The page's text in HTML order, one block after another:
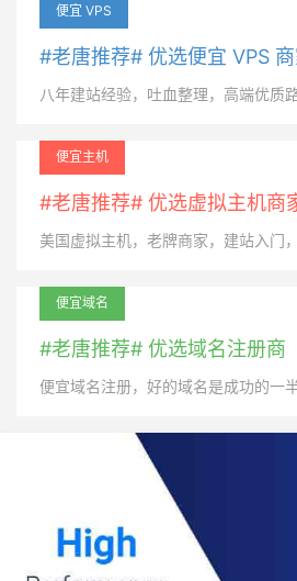
便宜 VPS
#老唐推荐# 优选便宜 VPS
八年建站经验，吐血整理，高端优质
便宜主机
#老唐推荐# 优选虚拟主机商
美国虚拟主机，老牌商家，建站入门
便宜域名
#老唐推荐# 优选域名注册商
便宜域名注册，好的域名是成功的一